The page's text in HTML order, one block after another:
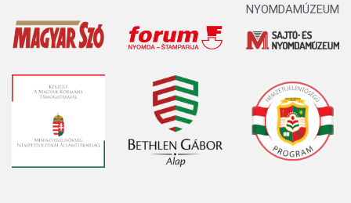
NYOMDAMÚZEUM